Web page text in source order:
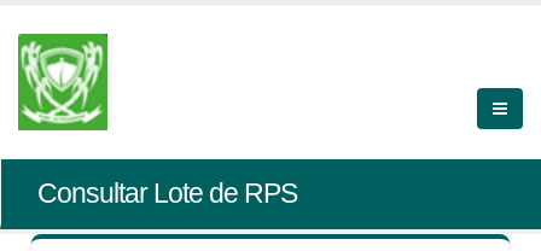
Consultar Lote de RPS